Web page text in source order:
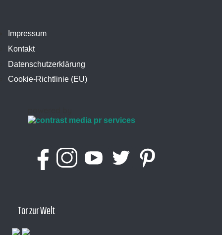
Tor zur Welt
Impressum
Kontakt
Datenschutzerklärung
Cookie-Richtlinie (EU)